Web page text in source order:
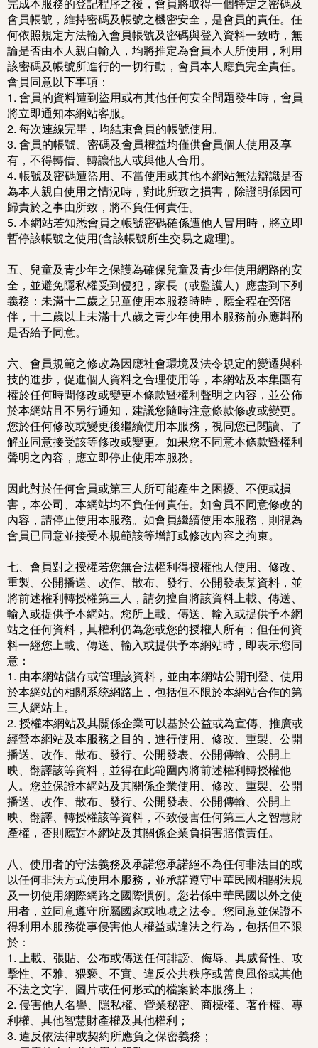
會員帳號，維持密碼及帳號之機密安全，是會員的責任。任
何依照規定方法輸入會員帳號及密碼與登入資料一致時，無
論是否由本人親自輸入，均將推定為會員本人所使用，利用
該密碼及帳號所進行的一切行動，會員本人應負完全責任。
會員同意以下事項：
1. 會員的資料遭到盜用或有其他任何安全問題發生時，會員
將立即通知本網站客服。
2. 每次連線完畢，均結束會員的帳號使用。
3. 會員的帳號、密碼及會員權益均僅供會員個人使用及享
有，不得轉借、轉讓他人或與他人合用。
4. 帳號及密碼遭盜用、不當使用或其他本網站無法辯識是否
為本人親自使用之情況時，對此所致之損害，除證明係因可
歸責於之事由所致，將不負任何責任。
5. 本網站若知悉會員之帳號密碼確係遭他人冒用時，將立即
暫停該帳號之使用(含該帳號所生交易之處理)。
五、兒童及青少年之保護為確保兒童及青少年使用網路的安
全，並避免隱私權受到侵犯，家長（或監護人）應盡到下列
義務：未滿十二歲之兒童使用本服務時時，應全程在旁陪
伴，十二歲以上未滿十八歲之青少年使用本服務前亦應斟酌
是否給予同意。
六、會員規範之修改為因應社會環境及法令規定的變遷與科
技的進步，促進個人資料之合理使用等，本網站及本集團有
權於任何時間修改或變更本條款暨權利聲明之內容，並公佈
於本網站且不另行通知，建議您隨時注意條款修改或變更。
您於任何修改或變更後繼續使用本服務，視同您已閱讀、了
解並同意接受該等修改或變更。如果您不同意本條款暨權利
聲明之內容，應立即停止使用本服務。
因此對於任何會員或第三人所可能產生之困擾、不便或損
害，本公司、本網站均不負任何責任。如會員不同意修改的
內容，請停止使用本服務。如會員繼續使用本服務，則視為
會員已同意並接受本規範該等增訂或修改內容之拘束。
七、會員對之授權若您無合法權利得授權他人使用、修改、
重製、公開播送、改作、散布、發行、公開發表某資料，並
將前述權利轉授權第三人，請勿擅自將該資料上載、傳送、
輸入或提供予本網站。您所上載、傳送、輸入或提供予本網
站之任何資料，其權利仍為您或您的授權人所有；但任何資
料一經您上載、傳送、輸入或提供予本網站時，即表示您同
意：
1. 由本網站儲存或管理該資料，並由本網站公開刊登、使用
於本網站的相關系統網路上，包括但不限於本網站合作的第
三人網站上。
2. 授權本網站及其關係企業可以基於公益或為宣傳、推廣或
經營本網站及本服務之目的，進行使用、修改、重製、公開
播送、改作、散布、發行、公開發表、公開傳輸、公開上
映、翻譯該等資料，並得在此範圍內將前述權利轉授權他
人。您並保證本網站及其關係企業使用、修改、重製、公開
播送、改作、散布、發行、公開發表、公開傳輸、公開上
映、翻譯、轉授權該等資料，不致侵害任何第三人之智慧財
產權，否則應對本網站及其關係企業負損害賠償責任。
八、使用者的守法義務及承諾您承諾絕不為任何非法目的或
以任何非法方式使用本服務，並承諾遵守中華民國相關法規
及一切使用網際網路之國際慣例。您若係中華民國以外之使
用者，並同意遵守所屬國家或地域之法令。您同意並保證不
得利用本服務從事侵害他人權益或違法之行為，包括但不限
於：
1. 上載、張貼、公布或傳送任何誹謗、侮辱、具威脅性、攻
擊性、不雅、猥褻、不實、違反公共秩序或善良風俗或其他
不法之文字、圖片或任何形式的檔案於本服務上；
2. 侵害他人名譽、隱私權、營業秘密、商標權、著作權、專
利權、其他智慧財產權及其他權利；
3. 違反依法律或契約所應負之保密義務；